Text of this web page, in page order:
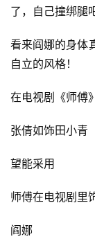
了，自己撞绑腿
看来阎娜的身体
自立的风格！
在电视剧《师傅
张倩如饰田小青
望能采用
师傅在电视剧里
阎娜